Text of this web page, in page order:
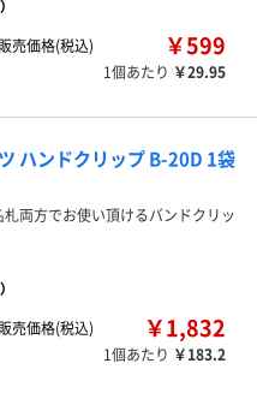
販売価格(税込)
￥599
1個あたり ￥29.95
ハンドクリップ B-20D 1袋
札両方でお使い頂けるバンドクリッ
販売価格(税込)
￥1,832
1個あたり ￥183.2